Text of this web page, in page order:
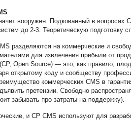
вооружен. Подкованный в вопросах
до 2-3. Теоретическую подготовку
разделяются на коммерческие и
для извлечения прибыли от
Open Source) — это, как правило,
открытому коду и сообществу
коммерческих CMS в
претензии. Свободно
забывать про затраты на поддержку).
и СР CMS используют для